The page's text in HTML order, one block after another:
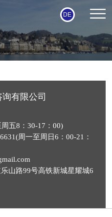
DE
有限公司
五8：30-17：00)
周一至周日6：00-21：
山路99号高铁新城星耀城6